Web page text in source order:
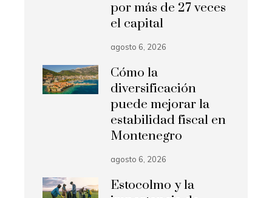
por más de 27 veces
el capital
agosto 6, 2026
Cómo la
diversificación
puede mejorar la
estabilidad fiscal en
Montenegro
agosto 6, 2026
Estocolmo y la